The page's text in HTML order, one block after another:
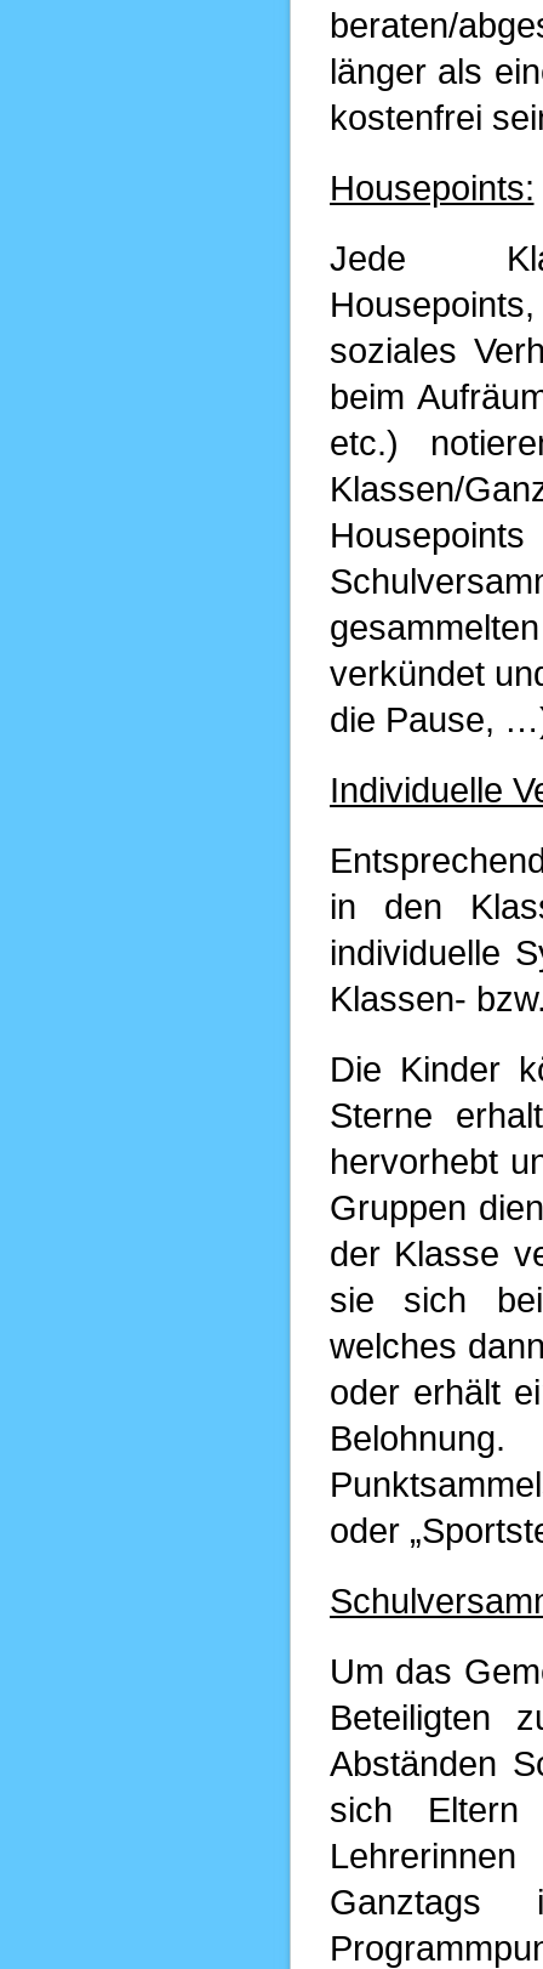
beraten/
länger als
kostenfrei
Housepoints:
Jede
soziales
beim
etc.)
Klassen/
verkündet
die Pause,
Individuelle
in den
individuelle
Klassen-
Die Kinder
Sterne
hervorhebt
Gruppen
der Klasse
sie sich
welches
oder erhält
oder
Um das
Beteiligten
Abständen
sich Eltern